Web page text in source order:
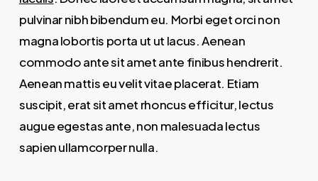
pulvinar nibh bibendum eu. Morbi eget orci non
magna lobortis porta ut ut lacus. Aenean
commodo ante sit amet ante finibus hendrerit.
Aenean mattis eu velit vitae placerat. Etiam
suscipit, erat sit amet rhoncus efficitur, lectus
augue egestas ante, non malesuada lectus
sapien ullamcorper nulla.